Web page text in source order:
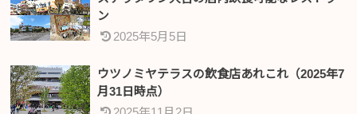
ン
2025年5月5日
ウツノミヤテラスの飲食店あれこれ（2025年7
月31日時点）